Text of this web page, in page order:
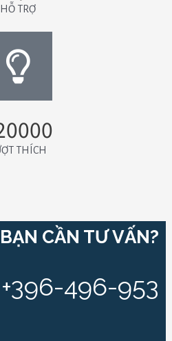
HỖ TRỢ
THÍCH
BẠN CẦN TƯ VẤN?
+396-496-953